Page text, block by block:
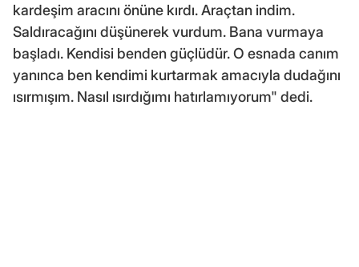
kardeşim aracını önüne kırdı. Araçtan indim.
Saldıracağını düşünerek vurdum. Bana vurmaya
başladı. Kendisi benden güçlüdür. O esnada canım
yanınca ben kendimi kurtarmak amacıyla dudağını
ısırmışım. Nasıl ısırdığımı hatırlamıyorum" dedi.